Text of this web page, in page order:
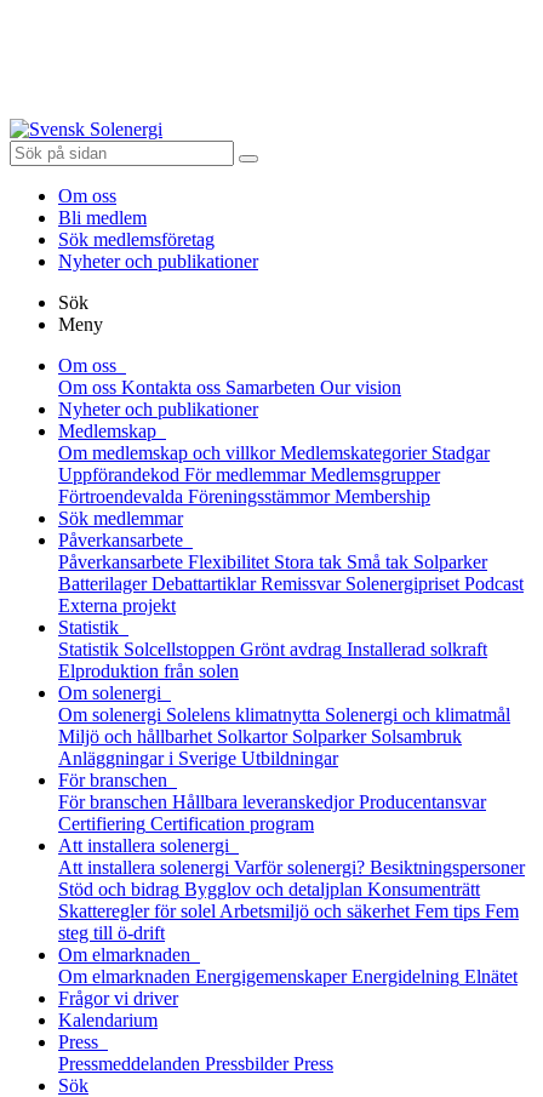
Om oss
Bli medlem
Sök medlemsföretag
Nyheter och publikationer
Sök
Meny
Om oss
Om oss Kontakta oss Samarbeten Our vision
Nyheter och publikationer
Medlemskap
Om medlemskap och villkor Medlemskategorier Stadgar
Uppförandekod För medlemmar Medlemsgrupper
Förtroendevalda Föreningsstämmor Membership
Sök medlemmar
Påverkansarbete
Påverkansarbete Flexibilitet Stora tak Små tak Solparker
Batterilager Debattartiklar Remissvar Solenergipriset Podcast
Externa projekt
Statistik
Statistik Solcellstoppen Grönt avdrag Installerad solkraft
Elproduktion från solen
Om solenergi
Om solenergi Solelens klimatnytta Solenergi och klimatmål
Miljö och hållbarhet Solkartor Solparker Solsambruk
Anläggningar i Sverige Utbildningar
För branschen
För branschen Hållbara leveranskedjor Producentansvar
Certifiering Certification program
Att installera solenergi
Att installera solenergi Varför solenergi? Besiktningspersoner
Stöd och bidrag Bygglov och detaljplan Konsumenträtt
Skatteregler för solel Arbetsmiljö och säkerhet Fem tips Fem
steg till ö-drift
Om elmarknaden
Om elmarknaden Energigemenskaper Energidelning Elnätet
Frågor vi driver
Kalendarium
Press
Pressmeddelanden Pressbilder Press
Sök